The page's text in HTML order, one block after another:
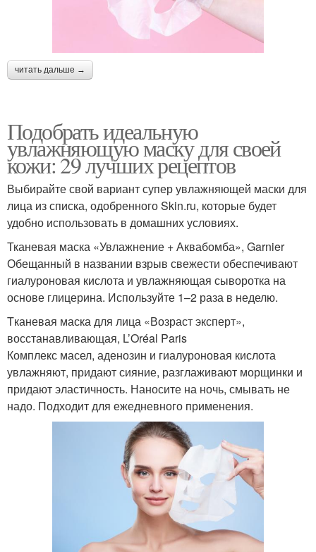
читать дальше →
Подобрать идеальную
увлажняющую маску для своей
кожи: 29 лучших рецептов
Выбирайте свой вариант супер увлажняющей маски для
лица из списка, одобренного Skin.ru, которые будет
удобно использовать в домашних условиях.
Тканевая маска «Увлажнение + Аквабомба», Garnier
Обещанный в названии взрыв свежести обеспечивают
гиалуроновая кислота и увлажняющая сыворотка на
основе глицерина. Используйте 1–2 раза в неделю.
Tканевая маска для лица «Возраст эксперт»,
восстанавливающая, L’Oréal Paris
Комплекс масел, аденозин и гиалуроновая кислота
увлажняют, придают сияние, разглаживают морщинки и
придают эластичность. Наносите на ночь, смывать не
надо. Подходит для ежедневного применения.